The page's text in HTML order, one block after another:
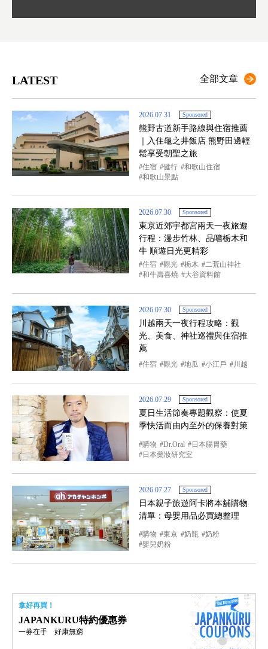
LATEST 全部文章
2026.07.31 Sponsored
熊野古道新手路線與住宿推薦
｜入住龜之井飯店 熊野田邊輕
鬆享受朝聖之旅
住宿 健行
和歌山住宿
和歌山景點
2026.07.30 Sponsored
東京近郊宇都宮兩天一夜旅遊
行程：漫步竹林、品嚐栃木和
牛 順遊日光更精彩
住宿 觀光 栃木
二荒山神社
和牛壽喜燒
大谷資料館
2026.07.30 Sponsored
川越兩天一夜行程攻略：觀
光、美食、神社巡禮與住宿推
薦
住宿 觀光 地瓜 小江戶 川越
2026.07.29 Sponsored
夏日生活節奏專題觀察：使夏
季快活而由內至外的保養對策
購物 Dr.Oral
日本腸胃藥
日本藥妝研究室
2026.07.27 Sponsored
日本親子旅遊阿卡將本舖購物
清單：母嬰用品必買總整理
購物 東京 奶瓶
奶粉
嬰兒奶粉
拿好再買！
JAPANKURU特約優惠券
一券在手 好康無窮